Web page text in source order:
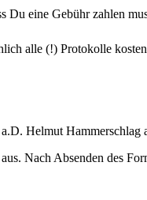
Du eine Gebühr zahlen
alle (!) Protokolle
Helmut Hammerschlag
Nach Absenden des